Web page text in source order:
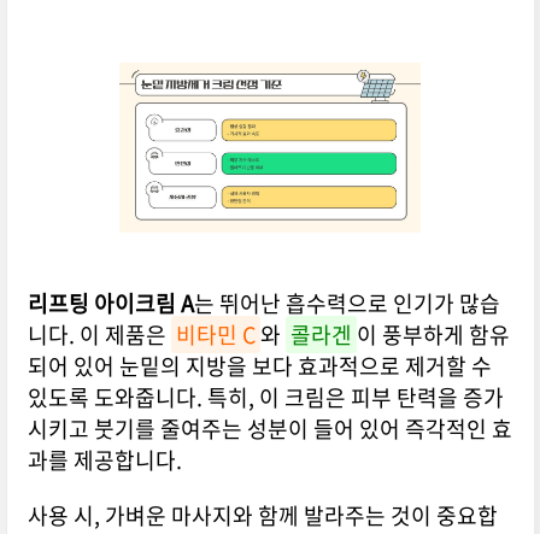
리프팅 아이크림 A는 뛰어난 흡수력으로 인기가 많습
니다. 이 제품은 비타민 C와 콜라겐 이 풍부하게 함유
되어 있어 눈밑의 지방을 보다 효과적으로 제거할 수
있도록 도와줍니다. 특히, 이 크림은 피부 탄력을 증가
시키고 붓기를 줄여주는 성분이 들어 있어 즉각적인 효
과를 제공합니다.
사용 시, 가벼운 마사지와 함께 발라주는 것이 중요합